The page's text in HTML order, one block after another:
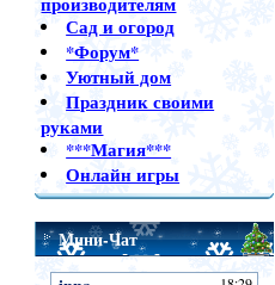
Сад и огород
*Форум*
Уютный дом
Праздник своими
руками
***Магия***
Онлайн игры
Мини-Чат